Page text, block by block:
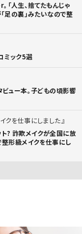
「人生、捨てたもんじゃ
足の裏」みたいなので整
ミック5選
ビュー本。子どもの頃影響
クを仕事にしました
ト? 詐欺メイクが全国に放
形級メイクを仕事にし